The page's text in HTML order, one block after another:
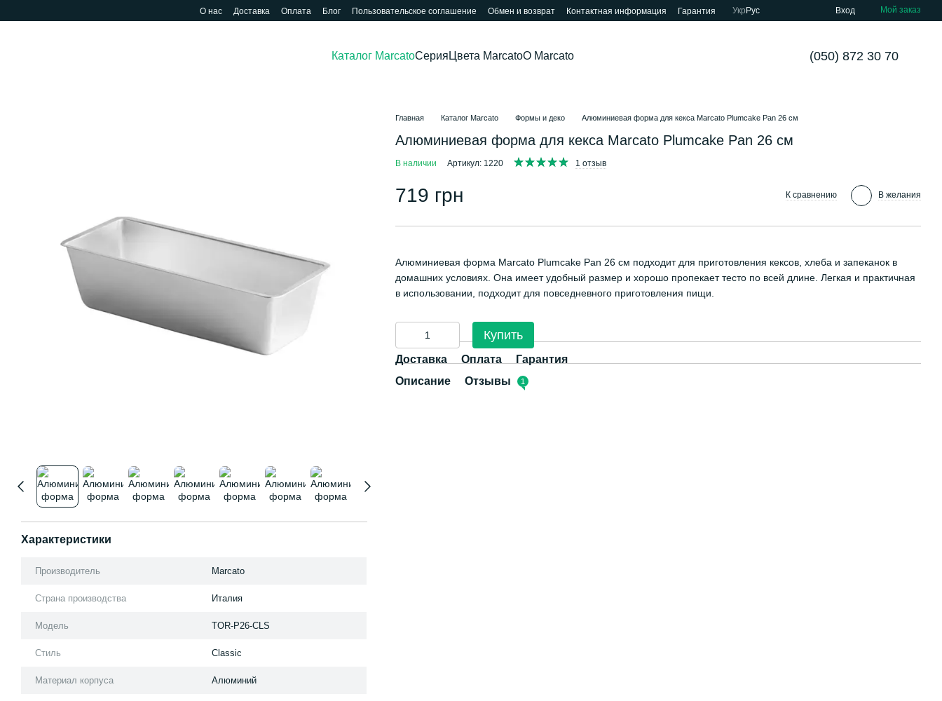
О нас Доставка Оплата Блог Пользовательское соглашение Обмен и возврат Контактная информация Гарантия Укр Рус Вход Мой заказ
Каталог MarcatoСерия Цвета MarcatoО Marcato (050) 872 30 70
Характеристики
Производитель Marcato
Страна производства Италия
Модель TOR-P26-CLS
Стиль Classic
Материал корпуса Алюминий
Главная Каталог Marcato Формы и деко Алюминиевая форма для кекса Marcato Plumcake Pan 26 см
Алюминиевая форма для кекса Marcato Plumcake Pan 26 см
В наличии Артикул: 1220 1 отзыв
719 грн К сравнению В желания
Алюминиевая форма Marcato Plumcake Pan 26 см подходит для приготовления кексов, хлеба и запеканок в
домашних условиях. Она имеет удобный размер и хорошо пропекает тесто по всей длине. Легкая и практичная
в использовании, подходит для повседневного приготовления пищи.
Купить
Доставка Оплата
Гарантия
Описание
Отзывы 1